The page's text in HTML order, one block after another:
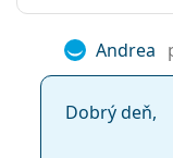
Andrea
Dobrý deň,